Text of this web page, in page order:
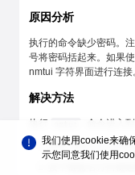
原因分析
执行的命令缺少密码。
号将密码括起来。如果
nmtui 字符界面进行连接
解决方法
执行
命令进入
选择 Edit a
我们使用cookie来确
示您同意我们使用